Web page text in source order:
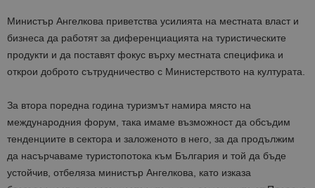
Министър Ангелкова приветства усилията на местната власт и
бизнеса да работят за диференциацията на туристическите
продукти и да поставят фокус върху местната специфика и
открои доброто сътрудничество с Министерството на културата.
За втора поредна година туризмът намира място на
международния форум, така имаме възможност да обсъдим
тенденциите в сектора и заложеното в него, за да продължим
да насърчаваме туристопотока към България и той да бъде
устойчив, отбеляза министър Ангелкова, като изказа